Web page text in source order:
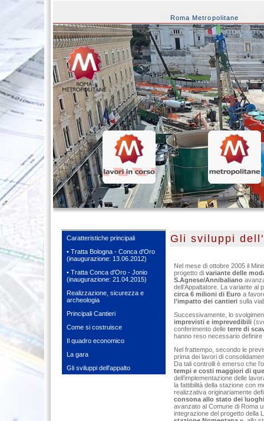
Roma Metropolitane
Caratteristiche principali
• Tratta Bologna - Conca d'Oro
(inaugurazione: 13.06.2012)
• Tratta Conca d'Oro - Jonio
(inaugurazione: 21.04.2015)
Realizzazione, sicurezza e
archeologia
Principali Cantieri
Come si costruisce
Il quadro economico
La gara
Gli sviluppi dell'appalto
Gli sviluppi
Nel mese di ottobre 2005 il
progetto di variante delle
S.Agnese/Annibaliano
dell’Appaltatore. La variante
circa 6 milioni di Euro a
l’impatto dei cantieri sulla
Successivamente, lo
imprevisti e imprevedibili
conferimento delle terre di
hanno reso necessario
Nel frattempo, secondo le
prima dei lavori di
Da tali controlli è emerso che
tempi e costi maggiori di
dell’implementazione delle
la fattibilità della stazione con
realizzativa originariamente
consona allo stato dei luoghi
avanzato al Comune di Roma
integrazione del progetto della